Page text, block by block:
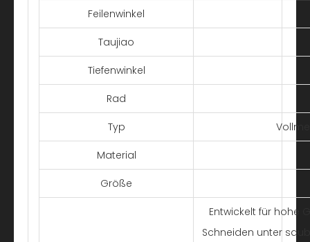
Feilenwinkel
Taujiao
Tiefenwinkel
Rad
Typ
Material
Größe
Entwickelt für hohe
Schneiden unter